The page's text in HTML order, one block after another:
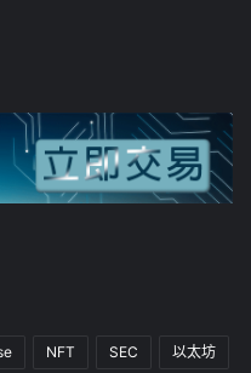
NFT SEC 以太坊